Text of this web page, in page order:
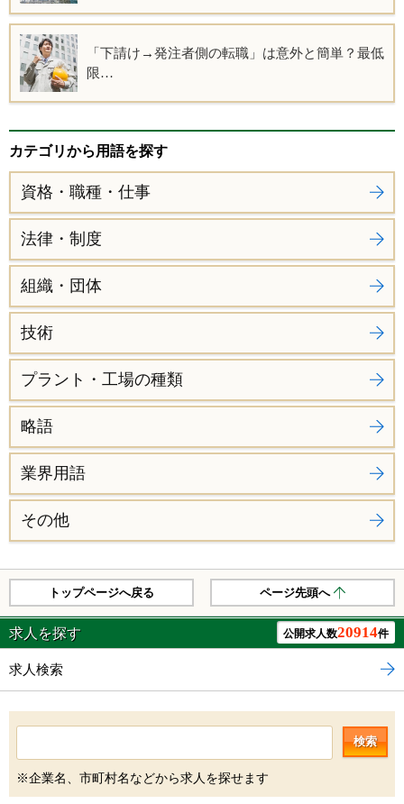
「下請け→発注者側の転職」は意外と簡単？最低
限…
カテゴリから用語を探す
資格・職種・仕事
法律・制度
組織・団体
技術
プラント・工場の種類
略語
業界用語
その他
トップページへ戻る ページ先頭へ
求人を探す 公開求人数20914件
求人検索
検索
※企業名、市町村名などから求人を探せます